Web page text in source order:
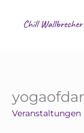
Veranstaltungen